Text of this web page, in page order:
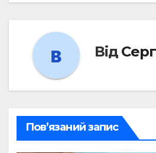
Від
Пов’язаний запис